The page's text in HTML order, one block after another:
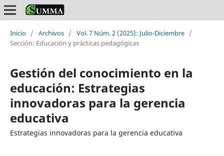
Inicio / Archivos / Vol. 7 Núm. 2 (2025): Julio-Diciembre /
Sección: Educación y prácticas pedagógicas
Gestión del conocimiento en la
educación: Estrategias
innovadoras para la gerencia
educativa
Estrategias innovadoras para la gerencia educativa